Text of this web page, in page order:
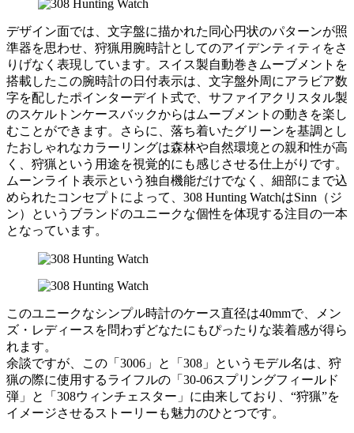
デザイン面では、文字盤に描かれた同心円状のパターンが照
準器を思わせ、狩猟用腕時計としてのアイデンティティをさ
りげなく表現しています。スイス製自動巻きムーブメントを
搭載したこの腕時計の日付表示は、文字盤外周にアラビア数
字を配したポインターデイト式で、サファイアクリスタル製
のスケルトンケースバックからはムーブメントの動きを楽し
むことができます。さらに、落ち着いたグリーンを基調とし
たおしゃれなカラーリングは森林や自然環境との親和性が高
く、狩猟という用途を視覚的にも感じさせる仕上がりです。
ムーンライト表示という独自機能だけでなく、細部にまで込
められたコンセプトによって、308 Hunting WatchはSinn（ジ
ン）というブランドのユニークな個性を体現する注目の一本
となっています。
このユニークなシンプル時計のケース直径は40mmで、メン
ズ・レディースを問わずどなたにもぴったりな装着感が得ら
れます。
余談ですが、この「3006」と「308」というモデル名は、狩
猟の際に使用するライフルの「30-06スプリングフィールド
弾」と「308ウィンチェスター」に由来しており、“狩猟”を
イメージさせるストーリーも魅力のひとつです。